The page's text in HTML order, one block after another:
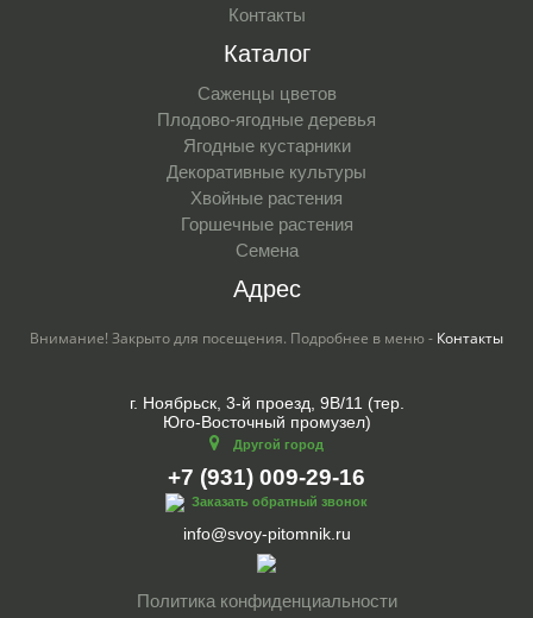
Контакты
Каталог
Саженцы цветов
Плодово-ягодные деревья
Ягодные кустарники
Декоративные культуры
Хвойные растения
Горшечные растения
Семена
Адрес
Внимание! Закрыто для посещения. Подробнее в меню - Контакты
г. Ноябрьск, 3-й проезд, 9В/11 (тер.
Юго-Восточный промузел)
Другой город
+7 (931) 009-29-16
Заказать обратный звонок
info@svoy-pitomnik.ru
Политика конфиденциальности